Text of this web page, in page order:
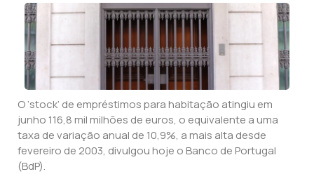
O ‘stock’ de empréstimos para habitação atingiu em
junho 116,8 mil milhões de euros, o equivalente a uma
taxa de variação anual de 10,9%, a mais alta desde
fevereiro de 2003, divulgou hoje o Banco de Portugal
(BdP).